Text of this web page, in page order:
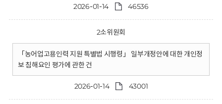
2026-01-14 46536
2소위원회
「농어업고용인력 지원 특별법 시행령」 일부개정안에 대한 개인정
보 침해요인 평가에 관한 건
2026-01-14 43001